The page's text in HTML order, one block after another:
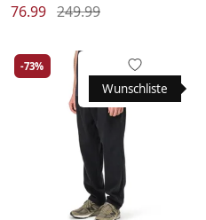
76.99 249.99
Wunschliste
-73%